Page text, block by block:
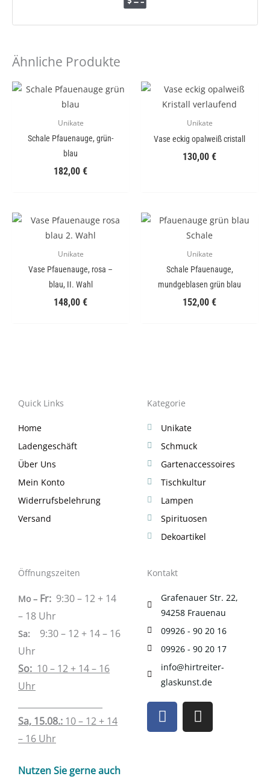
Ähnliche Produkte
Unikate
Schale Pfauenauge, grün-
blau
182,00 €
Unikate
Vase eckig opalweiß cristall
130,00 €
Unikate
Vase Pfauenauge, rosa –
blau, II. Wahl
148,00 €
Unikate
Schale Pfauenauge,
mundgeblasen grün blau
152,00 €
Quick Links
Home
Ladengeschäft
Über Uns
Mein Konto
Widerrufsbelehrung
Versand
Kategorie
Unikate
Schmuck
Gartenaccessoires
Tischkultur
Lampen
Spirituosen
Dekoartikel
Öffnungszeiten
Mo – Fr: 9:30 – 12 + 14
– 18 Uhr
Sa: 9:30 – 12 + 14 – 16
Uhr
So: 10 – 12 + 14 – 16
Uhr
Sa, 15.08.: 10 – 12 + 14
– 16 Uhr
Nutzen Sie gerne auch
Kontakt
Grafenauer Str. 22,
94258 Frauenau
09926 - 90 20 16
09926 - 90 20 17
info@hirtreiter-
glaskunst.de
F
a
c
I
n
s